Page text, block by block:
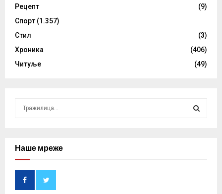
Рецепт
(9)
Спорт (1.357)
Стил
(3)
Хроника
(406)
Читуље
(49)
cНаше мреже